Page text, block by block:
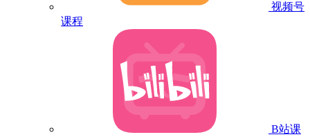
视频号
课程
B站课